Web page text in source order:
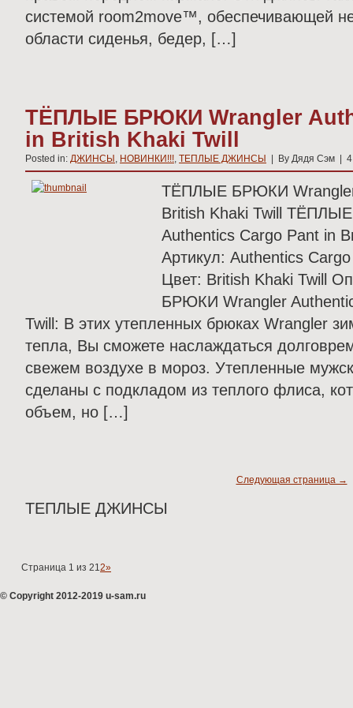
системой room2move™, обеспечивающей
области сиденья, бедер, […]
ТЁПЛЫЕ БРЮКИ Wrangler
in British Khaki Twill
Posted in: ДЖИНСЫ , НОВИНКИ!!!, ТЕПЛЫЕ ДЖИНСЫ | By Дядя Сэм |
ТЁПЛЫЕ БРЮКИ Wrangler
British Khaki Twill
Authentics Cargo Pant in
Артикул: Authentics
Цвет: British Khaki Twill
БРЮКИ Wrangler
Twill: В этих утепленных брюках Wrangler
тепла, Вы сможете наслаждаться
свежем воздухе в мороз. Утепленные
сделаны с подкладом из теплого флиса,
объем, но […]
Следующая страница →
ТЕПЛЫЕ ДЖИНСЫ
Страница 1 из 212»
© Copyright 2012-2019 u-sam.ru